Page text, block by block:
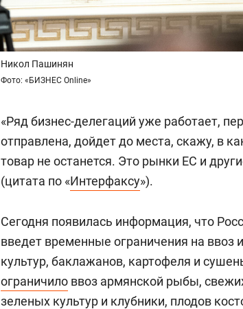
Никол Пашинян
Фото: «БИЗНЕС Online»
«Ряд бизнес-делегаций уже работает,
отправлена, дойдет до места, скажу, в
товар не останется. Это рынки ЕС и
(цитата по «Интерфаксу»).
Сегодня появилась информация, что
введет временные ограничения на
культур, баклажанов, картофеля и
ограничило ввоз армянской рыбы,
зеленых культур и клубники, плодов